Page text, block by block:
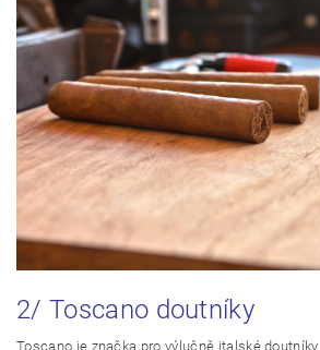
2/ Toscano doutníky
Toscano je značka pro výlučně italské